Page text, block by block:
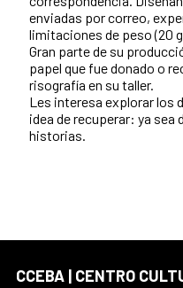
enviadas por correo,
limitaciones de peso (20
Gran parte de su
papel que fue donado o
risografía en su taller.
Les interesa explorar los
idea de recuperar: ya
historias.
CCEBA | CENTRO